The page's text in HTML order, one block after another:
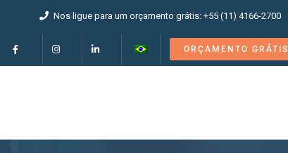
Nos ligue para um orçamento grátis: +55 (11) 4166-2700
ORÇAMENTO GRÁTIS